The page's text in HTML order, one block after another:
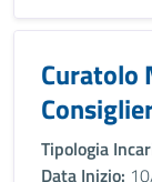
Curatolo
Tipologia
Data Inizio: